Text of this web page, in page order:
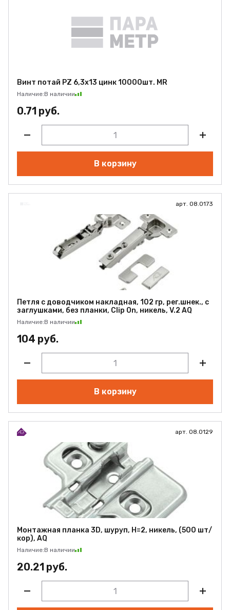
Винт потай PZ 6,3х13 цинк 10000шт. MR
Наличие:В наличии
0.71 руб.
В корзину
арт. 08.0173
Петля с доводчиком накладная, 102 гр, рег.шнек., с
заглушками, без планки, Clip On, никель, V.2 AQ
Наличие:В наличии
104 руб.
В корзину
арт. 08.0129
Монтажная планка 3D, шуруп, H=2, никель, (500 шт/
кор), AQ
Наличие:В наличии
20.21 руб.